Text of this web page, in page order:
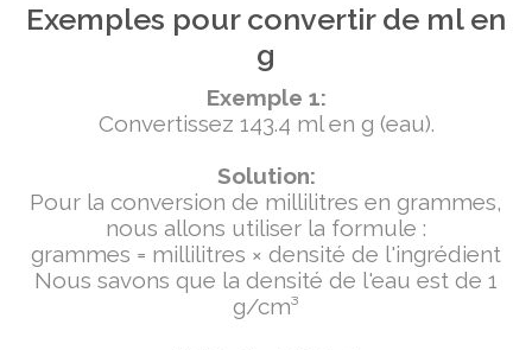
Exemples pour convertir de ml en
g
Exemple 1:
Convertissez 143.4 ml en g (eau).
Solution:
Pour la conversion de millilitres en grammes,
nous allons utiliser la formule :
grammes = millilitres × densité de l'ingrédient
Nous savons que la densité de l'eau est de 1
g/cm³